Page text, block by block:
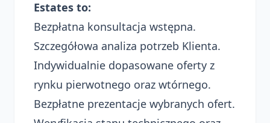
Estates to:
Bezpłatna konsultacja wstępna.
Szczegółowa analiza potrzeb Klienta.
Indywidualnie dopasowane oferty z
rynku pierwotnego oraz wtórnego.
Bezpłatne prezentacje wybranych ofert.